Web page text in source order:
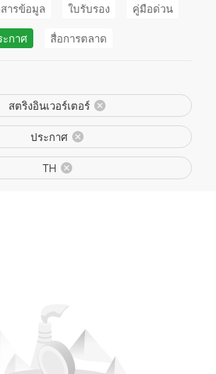
สารข้อมูล ใบรับรอง คู่มือด่วน
ะกาศ สื่อการตลาด
สตริงอินเวอร์เตอร์
ประกาศ
TH